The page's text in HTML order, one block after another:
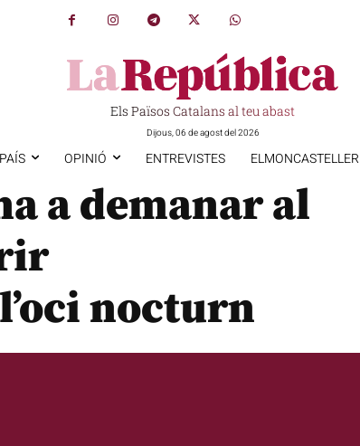
Els Països Catalans al teu abast
Dijous, 06 de agost del 2026
OPINIÓ ENTREVISTES ELMONCASTELLER
a demanar al
nocturn